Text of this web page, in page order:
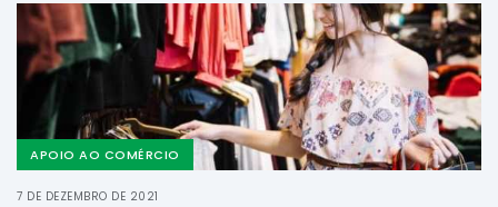
APOIO AO COMÉRCIO
7 DE DEZEMBRO DE 2021